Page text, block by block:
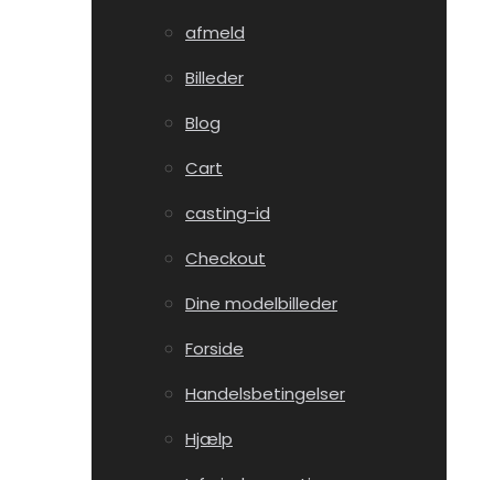
afmeld
Billeder
Blog
Cart
casting-id
Checkout
Dine modelbilleder
Forside
Handelsbetingelser
Hjælp